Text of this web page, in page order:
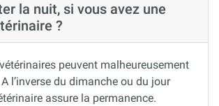
la nuit, si vous avez une
?
peuvent malheureusement
l’inverse du dimanche ou du jour
assure la permanence.